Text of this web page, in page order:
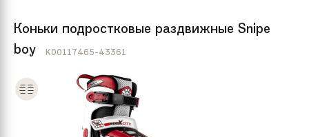
Коньки подростковые раздвижные Snipe
boy
K00117465-43361